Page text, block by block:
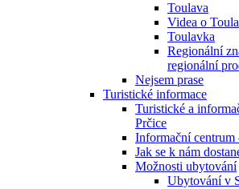
Toulava
Videa o
Toulavka
Regionální
regionální
Nejsem prase
Turistické informace
Turistické a
Prčice
Informační centrum
Jak se k nám
Možnosti ubytování
Ubytování v